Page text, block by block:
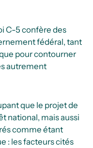
C-5 confère des
fédéral, tant
pour contourner
autrement
que le projet de
national, mais aussi
comme étant
: les facteurs cités